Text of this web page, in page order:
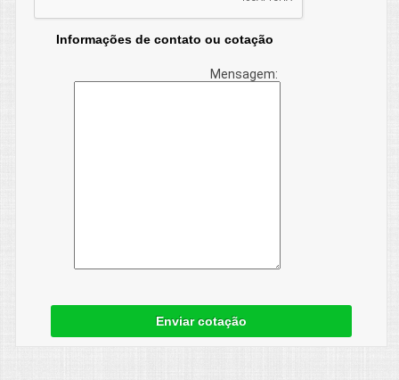
Informações de contato ou cotação
Mensagem:
Enviar cotação